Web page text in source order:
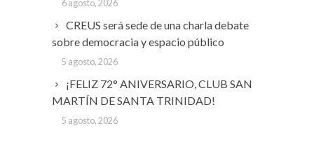
6 agosto, 2026
CREUS será sede de una charla debate
sobre democracia y espacio público
5 agosto, 2026
¡FELIZ 72° ANIVERSARIO, CLUB SAN
MARTÍN DE SANTA TRINIDAD!
5 agosto, 2026